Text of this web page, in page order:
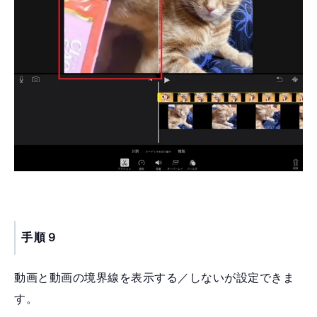
手順９
動画と動画の境界線を表示する／しないが設定できま
す。